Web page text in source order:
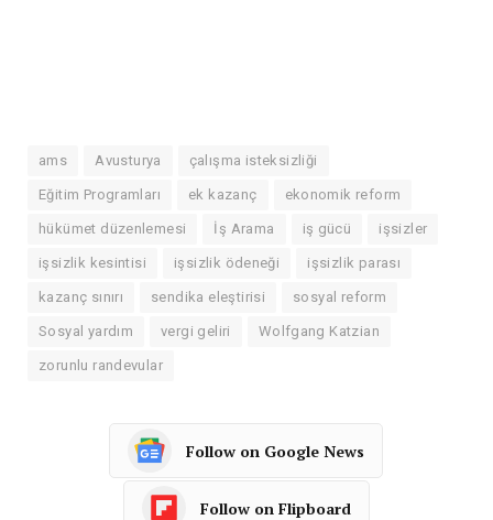
ams Avusturya çalışma isteksizliği
Eğitim Programları ek kazanç ekonomik reform
hükümet düzenlemesi İş Arama iş gücü işsizler
işsizlik kesintisi işsizlik ödeneği işsizlik parası
kazanç sınırı sendika eleştirisi sosyal reform
Sosyal yardım vergi geliri Wolfgang Katzian
zorunlu randevular
Follow on Google News
Follow on Flipboard